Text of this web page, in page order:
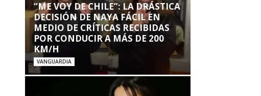
“ME VOY DE CHILE”: LA DRÁSTICA
DECISIÓN DE NAYA FÁCIL EN
MEDIO DE CRÍTICAS RECIBIDAS
POR CONDUCIR A MÁS DE 200
KM/H
VANGUARDIA